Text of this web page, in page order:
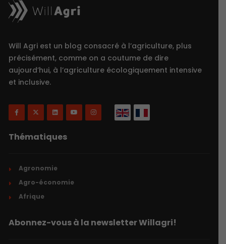
Will Agri est un blog consacré à l’agriculture, plus
précisément, comme on a coutume de dire
aujourd’hui, à l’agriculture écologiquement intensive
et inclusive.
Thématiques
Agronomie
Agro-économie
Afrique
Abonnez-vous à la newsletter Willagri!